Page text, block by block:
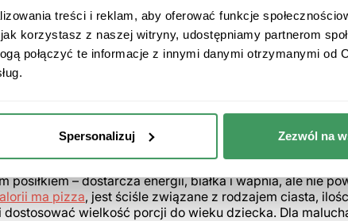
treści i reklam, aby oferować funkcje
korzystasz z naszej witryny, udostępniamy partnerom
połączyć te informacje z innymi danymi otrzymanymi od
Spersonalizuj Zezwól na
dodatkiem z punktu widzenia najmłodszych jest ser, a
Warto pamiętać, że im prostsza kompozycja, tym
jest zdrowa dla dzieci?
to czy pizza jest zdrowa dla małych dzieci? Otóż
jej podawania. Włoski placek drożdżowy z serem,
posiłkiem – dostarcza energii, białka i wapnia, ale nie
ma pizza, jest ściśle związane z rodzajem ciasta,
dostosować wielkość porcji do wieku dziecka. Dla